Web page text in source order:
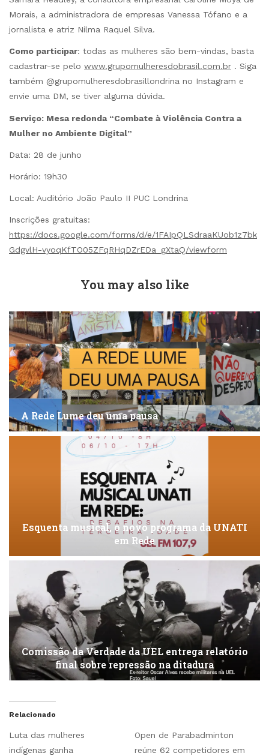
Morais, a administradora de empresas Vanessa Tófano e a
jornalista e atriz Nilma Raquel Silva.
Como participar: todas as mulheres são bem-vindas, basta
cadastrar-se pelo www.grupomulheresdobrasil.com.br . Siga
também @grupomulheresdobrasillondrina no Instagram e
envie uma DM, se tiver alguma dúvida.
Serviço: Mesa redonda “Combate à Violência Contra a
Mulher no Ambiente Digital”
Data: 28 de junho
Horário: 19h30
Local: Auditório João Paulo II PUC Londrina
Inscrições gratuitas:
https://docs.google.com/forms/d/e/1FAIpQLSdraaKUob1z7bk
GdgvlH-vyoqKfTO05ZFqRHqDZrEDa_gXtaQ/viewform
You may also like
A Rede Lume deu uma pausa
Esquenta musical, o novo programa da UNATI
em Rede
Comissão da Verdade da UEL entrega relatório
final sobre repressão na ditadura
Relacionado
Luta das mulheres
indígenas ganha
Open de Parabadminton
reúne 62 competidores em